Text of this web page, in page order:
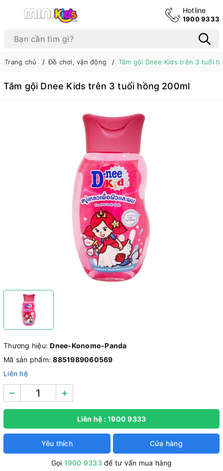
Hotline
1900 9333
Trang chủ Đồ chơi, vận động Tắm gội Dnee Kids trên 3 tuổi
Tắm gội Dnee Kids trên 3 tuổi hồng 200ml
Thương hiệu:Dnee-Konomo-Panda
Mã sản phẩm:8851989060569
Liên hệ
– +
Liên hệ : 1900 9333
Yêu thích Cửa hàng
Gọi 1900 9333 để tư vấn mua hàng